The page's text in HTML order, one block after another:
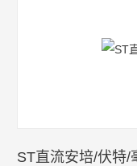
ST直流安培/伏特/